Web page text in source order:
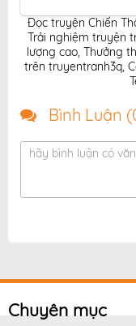
Đọc truyện Chiến
Trải nghiệm truyện
lượng cao, Thưởng
trên truyentranh3q,
Bình Luận (
hãy bình luận có
Chuyên mục